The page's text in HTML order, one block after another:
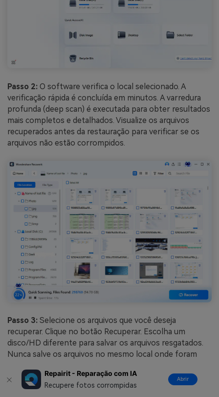
Passo 2: O software verifica o local selecionado. A
verificação rápida é concluída em minutos. A varredura
profunda (deep scan) é executada para obter resultados
mais completos e detalhados. Visualize os arquivos
recuperados antes da restauração para verificar se os
arquivos não estão corrompidos.
Passo 3: Selecione os arquivos que você deseja
recuperar. Clique no botão Recuperar. Escolha um
disco/HD diferente para salvar os arquivos resgatados.
Nunca salve os arquivos no mesmo local onde foram
escolhido com segurança.
Repairit - Reparação com IA
Recupere fotos corrompidas
Abrir